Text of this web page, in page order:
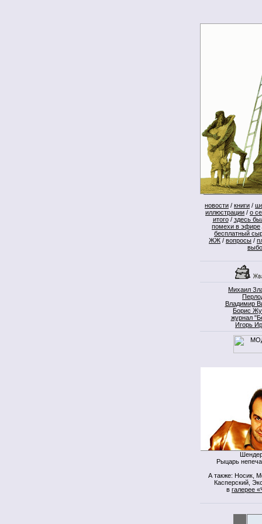
новости / книги /
иллюстрации / о
итого/ здесь
помехи в эфире
бесплатный
ЖЖ / вопросы /
Михаил
Владимир
Борис
журнал
Игорь
Рыцарь
А также: Носик,
Касперский,
в галерее